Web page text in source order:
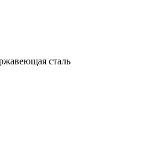
сталь